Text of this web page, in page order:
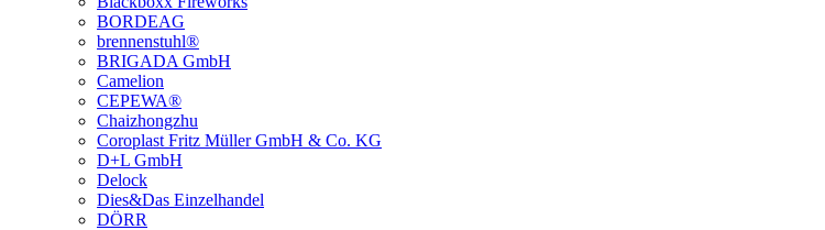
BORDEAG
brennenstuhl®
BRIGADA GmbH
Camelion
CEPEWA®
Chaizhongzhu
Coroplast Fritz Müller GmbH & Co. KG
D+L GmbH
Delock
Dies&Das Einzelhandel
DÖRR